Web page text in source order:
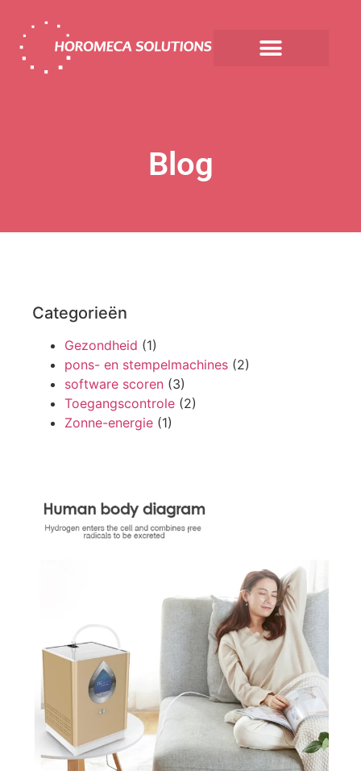
Blog
Categorieën
Gezondheid (1)
pons- en stempelmachines (2)
software scoren (3)
Toegangscontrole (2)
Zonne-energie (1)